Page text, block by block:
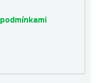
podmínkami